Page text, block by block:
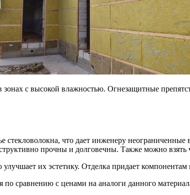
с высокой влажностью. Огнезащитные
стекловолокна, что дает инженеру
прочны и долговечны. Также можно взять
их эстетику. Отделка придает
по сравнению с ценами на аналоги данного